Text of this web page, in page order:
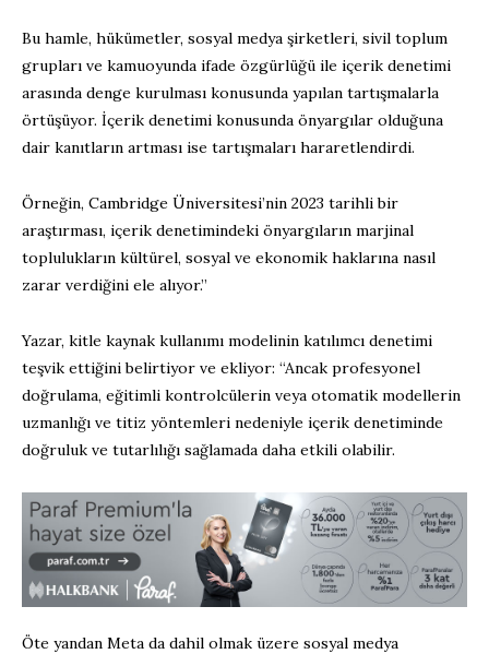
Bu hamle, hükümetler, sosyal medya şirketleri, sivil toplum
grupları ve kamuoyunda ifade özgürlüğü ile içerik denetimi
arasında denge kurulması konusunda yapılan tartışmalarla
örtüşüyor. İçerik denetimi konusunda önyargılar olduğuna
dair kanıtların artması ise tartışmaları hararetlendirdi.
Örneğin, Cambridge Üniversitesi’nin 2023 tarihli bir
araştırması, içerik denetimindeki önyargıların marjinal
toplulukların kültürel, sosyal ve ekonomik haklarına nasıl
zarar verdiğini ele alıyor.”
Yazar, kitle kaynak kullanımı modelinin katılımcı denetimi
teşvik ettiğini belirtiyor ve ekliyor: “Ancak profesyonel
doğrulama, eğitimli kontrolcülerin veya otomatik modellerin
uzmanlığı ve titiz yöntemleri nedeniyle içerik denetiminde
doğruluk ve tutarlılığı sağlamada daha etkili olabilir.
Öte yandan Meta da dahil olmak üzere sosyal medya